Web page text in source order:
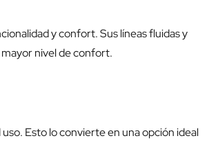
y confort. Sus líneas fluidas y
nivel de confort.
Esto lo convierte en una opción ideal